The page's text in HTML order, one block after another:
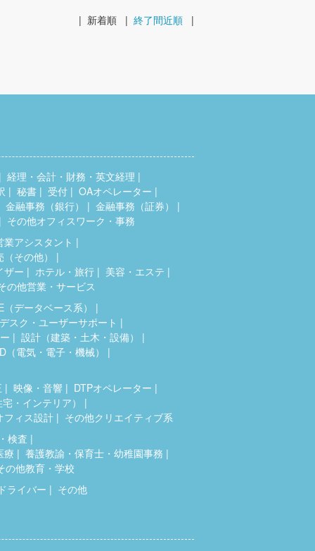
| 新着順 | 終了間近順 |
経理・会計・財務・英文経理
秘書 受付
OAオペレーター
金融事務（銀行）
金融事務（証券）
その他オフィスワーク・事務
業アシスタント
その他）
ザー
ホテル・旅行
美容・エステ
の他営業・サービス
（データベース系）
スク・ユーザーサポート
設計（建築・土木・設備）
（電気・電子・機械）
映像・音響
DTPオペレーター
・インテリア）
フィス設計
その他クリエイティブ系
検査
療
養護教諭・保育士・幼稚園事務
の他教育・学校
ライバー
その他